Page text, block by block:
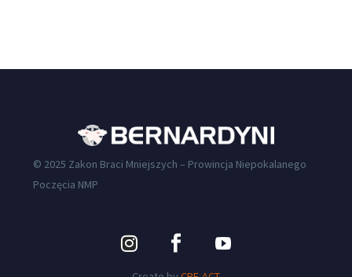
© 2025 Zakon Braci Mniejszych – Prowincja Niepokalanego
Poczęcia NMP